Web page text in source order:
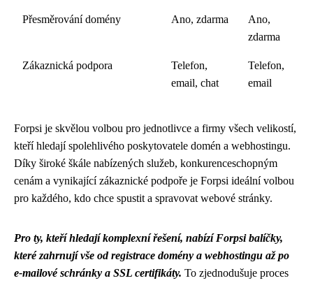
Přesměrování domény Ano, zdarma
Ano,
zdarma
Zákaznická podpora
Telefon,
email, chat
Telefon,
email
Forpsi je skvělou volbou pro jednotlivce a firmy všech velikostí,
kteří hledají spolehlivého poskytovatele domén a webhostingu.
Díky široké škále nabízených služeb, konkurenceschopným
cenám a vynikající zákaznické podpoře je Forpsi ideální volbou
pro každého, kdo chce spustit a spravovat webové stránky.
Pro ty, kteří hledají komplexní řešení, nabízí Forpsi balíčky,
které zahrnují vše od registrace domény a webhostingu až po
e-mailové schránky a SSL certifikáty. To zjednodušuje proces